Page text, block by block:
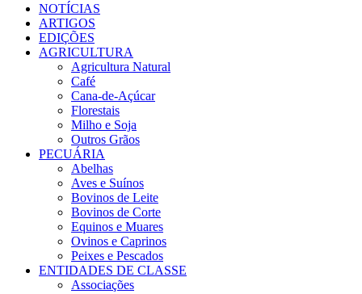
NOTÍCIAS
ARTIGOS
EDIÇÕES
AGRICULTURA
Agricultura Natural
Café
Cana-de-Açúcar
Florestais
Milho e Soja
Outros Grãos
PECUÁRIA
Abelhas
Aves e Suínos
Bovinos de Leite
Bovinos de Corte
Equinos e Muares
Ovinos e Caprinos
Peixes e Pescados
ENTIDADES DE CLASSE
Associações